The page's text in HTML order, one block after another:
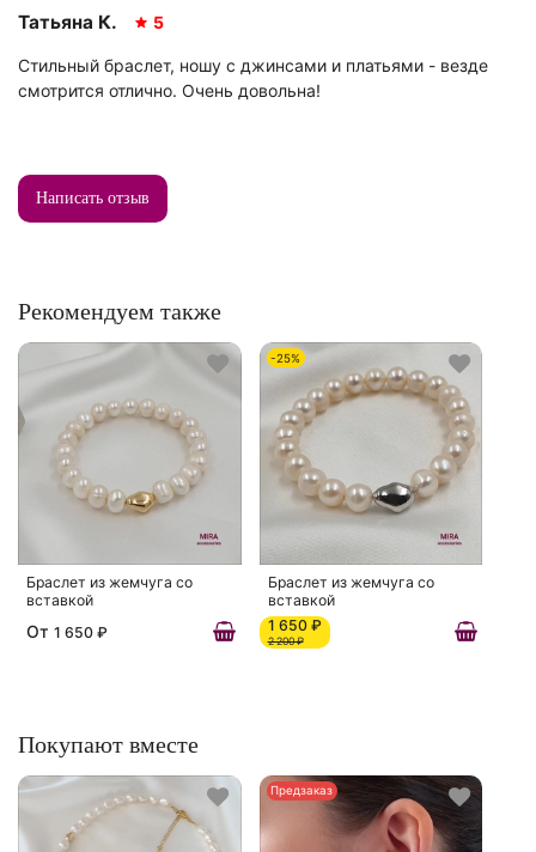
Татьяна К. 5
Стильный браслет, ношу с джинсами и платьями - везде
смотрится отлично. Очень довольна!
Написать отзыв
Рекомендуем также
Браслет из жемчуга со
вставкой
От 1 650 ₽
-25%
Браслет из жемчуга со
вставкой
1 650 ₽
2 200 ₽
Покупают вместе
Предзаказ